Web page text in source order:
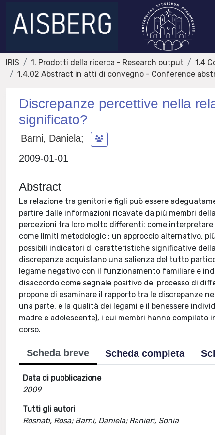
IRIS 1. Prodotti della ricerca - Research output
1.4
1.4.02 Abstract in atti di convegno - Conference
Discrepanze percettive nella
significato?
Barni, Daniela;
2009-01-01
Abstract
La relazione tra genitori e figli può essere
partire dalle informazioni ricavate da più membri
percezioni tra loro molto differenti: come
come limiti metodologici; un approccio alternativo,
possibili indicatori di caratteristiche significative
discrepanze acquistano una salienza del tutto
legame negativo con il funzionamento familiare e
disaccordo come segnale positivo del processo di
propone di esaminare il rapporto tra le discrepanze
una parte, e la qualità dei legami e il benessere
madre e adolescente), i cui membri hanno
corso.
Scheda breve Scheda completa
Data di pubblicazione
2009
Tutti gli autori
Rosnati, Rosa; Barni, Daniela; Ranieri, Sonia